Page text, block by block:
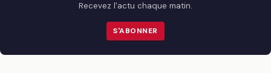
Recevez l'actu chaque matin.
S'ABONNER